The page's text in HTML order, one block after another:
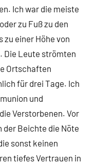
Ich war die meiste
zu Fuß zu den
zu einer Höhe von
Die Leute strömten
Ortschaften
für drei Tage. Ich
und
Verstorbenen. Vor
der Beichte die Nöte
sonst keinen
tiefes Vertrauen in